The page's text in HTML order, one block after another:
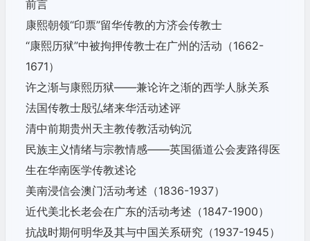
前言
康熙朝领“印票”留华传教的方济会传教士
“康熙历狱”中被拘押传教士在广州的活动（1662-
1671）
许之渐与康熙历狱——兼论许之渐的西学人脉关系
法国传教士殷弘绪来华活动述评
清中前期贵州天主教传教活动钩沉
民族主义情绪与宗教情感——英国循道公会麦路得医
生在华南医学传教述论
美南浸信会澳门活动考述（1836-1937）
近代美北长老会在广东的活动考述（1847-1900）
抗战时期何明华及其与中国关系研究（1937-1945）